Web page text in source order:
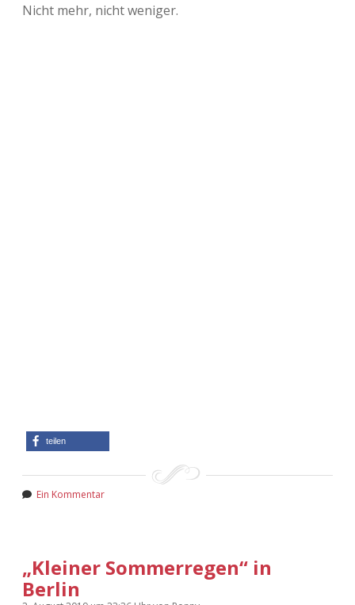
Nicht mehr, nicht weniger.
teilen
Ein Kommentar
„Kleiner Sommerregen“ in
Berlin